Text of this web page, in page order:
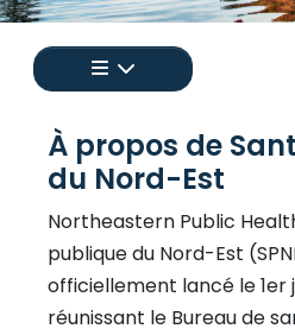
Appuyez pour
À propos de
du Nord-Est
Northeastern Public
publique du Nord-Est
officiellement lancé le 1er
réunissant le Bureau de